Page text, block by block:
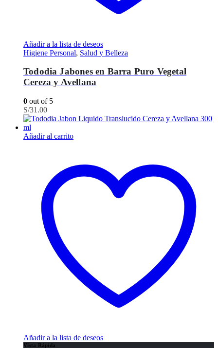
Añadir a la lista de deseos
Higiene Personal, Salud y Belleza
Tododia Jabones en Barra Puro Vegetal
Cereza y Avellana
0 out of 5
S/31.00
Añadir al carrito
Añadir a la lista de deseos
Vista Rápida